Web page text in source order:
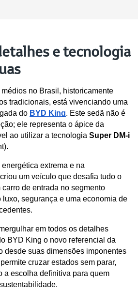
e tecnologia
no Brasil, historicamente
tradicionais, está vivenciando uma
do BYD King. Este sedã não é
ele representa o ápice da
ao utilizar a tecnologia Super DM-i
extrema e na
um veículo que desafia tudo o
de entrada no segmento
luxo, segurança e uma economia de
em todos os detalhes
BYD King o novo referencial da
desde suas dimensões imponentes
cruzar estados sem parar,
a escolha definitiva para quem